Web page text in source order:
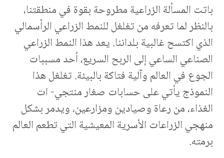
باتت المسألة الزراعية مطروحة بقوة في منطقتنا،
بالنظر لما تعرفه من تغلغل للنمط الزراعي الرأسمالي
الذي اكتسح غالبية بلداننا. يعد هذا النمط الزراعي
الصناعي الساعي إلى الربح السريع، أحد مسببات
الجوع في العالم وآلية فتاكة بالبيئة. تغلغل هذا
النموذج يأتي على حسابات صغار منتجي- ات
الغذاء، من رعاة وصيادين ومزارعين، ويدمر بشكل
منهجي الزراعات الأسرية المعيشية التي تطعم العالم
برمته.